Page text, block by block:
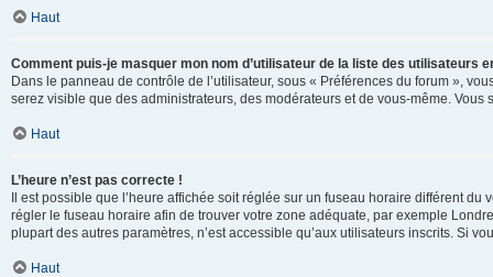
Haut
Comment puis-je masquer mon nom d’utilisateur de la liste des utilisateurs
Dans le panneau de contrôle de l’utilisateur, sous « Préférences du forum »,
serez visible que des administrateurs, des modérateurs et de vous-même.
Haut
L’heure n’est pas correcte !
Il est possible que l’heure affichée soit réglée sur un fuseau horaire différent
régler le fuseau horaire afin de trouver votre zone adéquate, par exemple
plupart des autres paramètres, n’est accessible qu’aux utilisateurs inscrits. Si
Haut